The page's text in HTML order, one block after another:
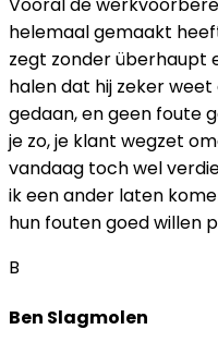
Vooral de
helemaal gemaakt
zegt zonder überhaupt
halen dat hij zeker
gedaan, en geen foute
je zo, je klant wegzet
vandaag toch wel
ik een ander laten
hun fouten goed willen
B
Ben Slagmolen